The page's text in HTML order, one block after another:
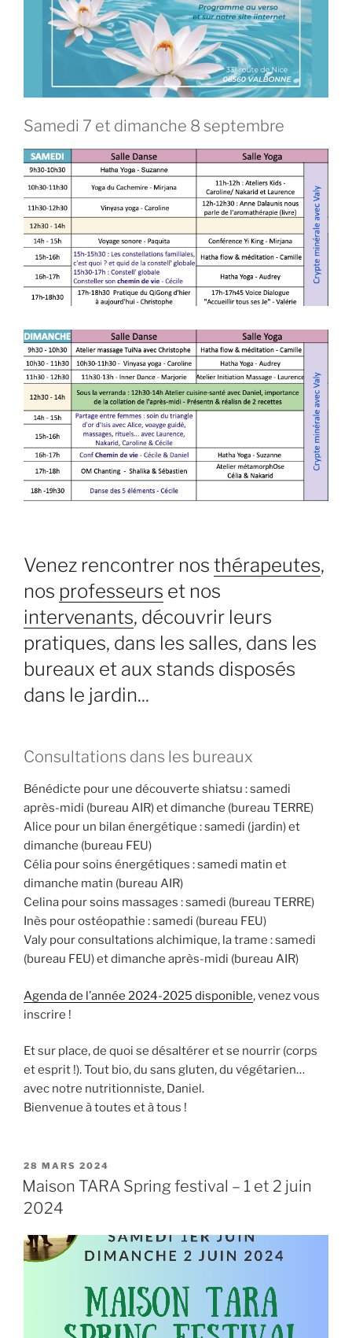
Samedi 7 et dimanche 8 septembre
Venez rencontrer nos thérapeutes,
nos professeurs et nos
intervenants, découvrir leurs
pratiques, dans les salles, dans les
bureaux et aux stands disposés
dans le jardin...
Consultations dans les bureaux
Bénédicte pour une découverte shiatsu : samedi
après-midi (bureau AIR) et dimanche (bureau TERRE)
Alice pour un bilan énergétique : samedi (jardin) et
dimanche (bureau FEU)
Célia pour soins énergétiques : samedi matin et
dimanche matin (bureau AIR)
Celina pour soins massages : samedi (bureau TERRE)
Inès pour ostéopathie : samedi (bureau FEU)
Valy pour consultations alchimique, la trame : samedi
(bureau FEU) et dimanche après-midi (bureau AIR)
Agenda de l’année 2024-2025 disponible, venez vous
inscrire !
Et sur place, de quoi se désaltérer et se nourrir (corps
et esprit !). Tout bio, du sans gluten, du végétarien…
avec notre nutritionniste, Daniel.
Bienvenue à toutes et à tous !
PUBLIÉ
LE
28 MARS 2024
Maison TARA Spring festival – 1 et 2 juin
2024